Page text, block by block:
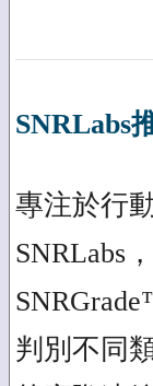
SNRLabs
專注於行
SNRLabs
判別不同